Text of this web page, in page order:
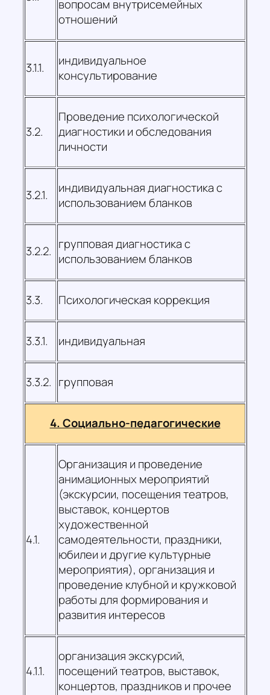
вопросам внутрисемейных
отношений
3.1.1.
индивидуальное
консультирование
3.2.
Проведение психологической
диагностики и обследования
личности
3.2.1.
индивидуальная диагностика с
использованием бланков
3.2.2. групповая диагностика с
использованием бланков
3.3. Психологическая коррекция
3.3.1. индивидуальная
3.3.2. групповая
4. Социально-педагогические
4.1.
Организация и проведение
анимационных мероприятий
(экскурсии, посещения театров,
выставок, концертов
художественной
самодеятельности, праздники,
юбилеи и другие культурные
мероприятия), организация и
проведение клубной и кружковой
работы для формирования и
развития интересов
4.1.1.
организация экскурсий,
посещений театров, выставок,
концертов, праздников и прочее